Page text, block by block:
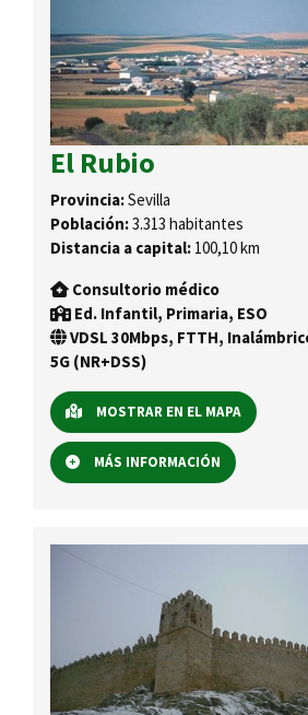
El Rubio
Provincia:Sevilla
Población:3.313 habitantes
Distancia a capital: 100,10 km
Consultorio médico
Ed. Infantil, Primaria, ESO
VDSL 30Mbps, FTTH,
5G (NR+DSS)
MOSTRAR EN EL MAPA
MÁS INFORMACIÓN